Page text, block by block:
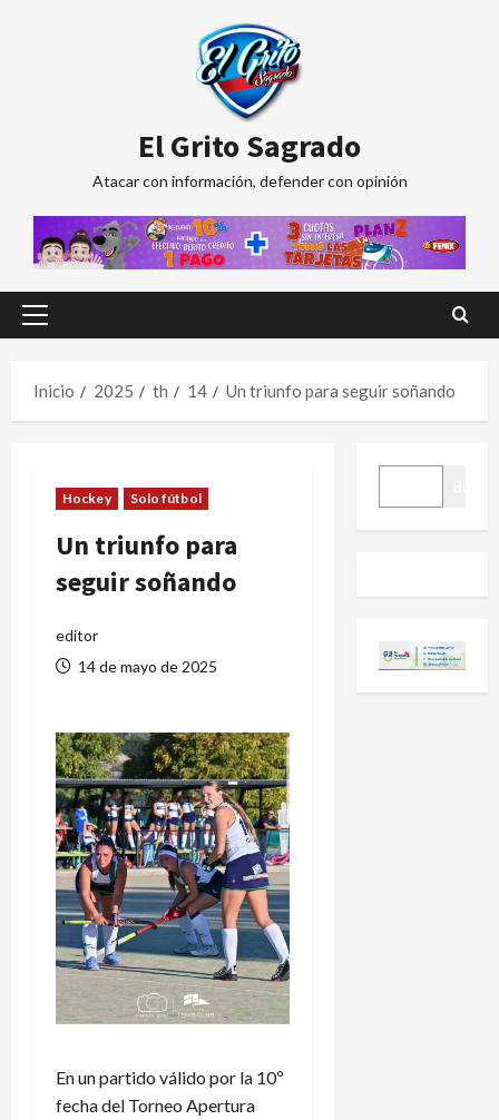
El Grito Sagrado
Atacar con información, defender con opinión
Menú
Inicio
2025 th 14 Un triunfo para seguir soñando
Hockey Solo fútbol
Un triunfo para
seguir soñando
editor
14 de mayo de 2025
En un partido válido por la 10º
fecha del Torneo Apertura